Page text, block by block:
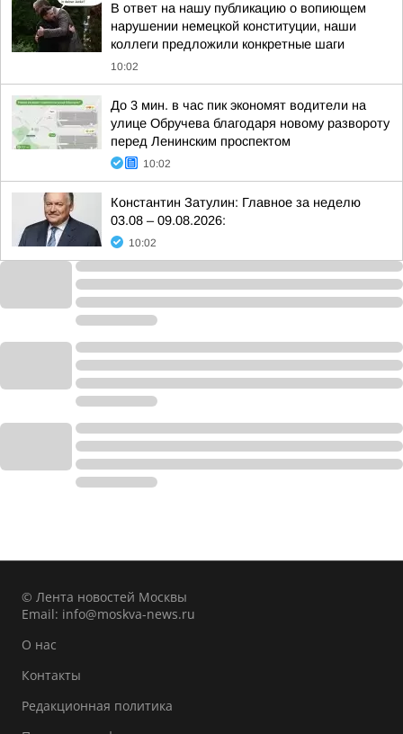
В ответ на нашу публикацию о вопиющем
нарушении немецкой конституции, наши
коллеги предложили конкретные шаги
10:02
До 3 мин. в час пик экономят водители на
улице Обручева благодаря новому развороту
перед Ленинским проспектом
10:02
Константин Затулин: Главное за неделю
03.08 – 09.08.2026:
10:02
© Лента новостей Москвы
Email: info@moskva-news.ru
О нас
Контакты
Редакционная политика